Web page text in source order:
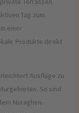
Tag zum
einer
Produkte direkt
Ausflüge zu
So sind
Nuraghen-